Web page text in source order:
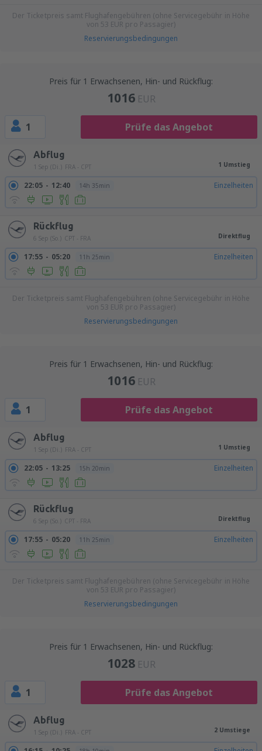
Der Ticketpreis samt Flughafengebühren (ohne Servicegebühr in Höhe
von 53 EUR pro Passagier)
Reservierungsbedingungen
Preis für 1 Erwachsenen, Hin- und Rückflug:
1016 EUR
1 Prüfe das Angebot
Abflug
1 Sep (Di.) FRA - CPT 1 Umstieg
22:05 12:40 14h 35min Einzelheiten
Rückflug
6 Sep (So.) CPT - FRA Direktflug
17:55 05:20 11h 25min Einzelheiten
Der Ticketpreis samt Flughafengebühren (ohne Servicegebühr in Höhe
von 53 EUR pro Passagier)
Reservierungsbedingungen
Preis für 1 Erwachsenen, Hin- und Rückflug:
1016 EUR
1 Prüfe das Angebot
Abflug
1 Sep (Di.) FRA - CPT 1 Umstieg
22:05 13:25 15h 20min Einzelheiten
Rückflug
6 Sep (So.) CPT - FRA Direktflug
17:55 05:20 11h 25min Einzelheiten
Der Ticketpreis samt Flughafengebühren (ohne Servicegebühr in Höhe
von 53 EUR pro Passagier)
Reservierungsbedingungen
Preis für 1 Erwachsenen, Hin- und Rückflug:
1028 EUR
1 Prüfe das Angebot
Abflug
1 Sep (Di.) FRA - CPT 2 Umstiege